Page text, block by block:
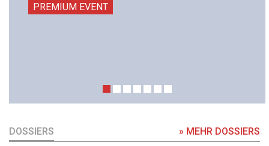
PREMIUM EVENT
DOSSIERS » MEHR DOSSIERS